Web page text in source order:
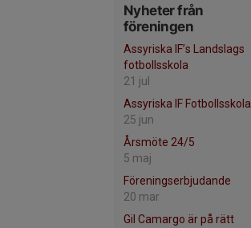
Nyheter från
föreningen
Assyriska IF’s Landslags
fotbollsskola
21 jul
Assyriska IF Fotbollsskola
25 jun
Årsmöte 24/5
5 maj
Föreningserbjudande
20 mar
Gil Camargo är på rätt